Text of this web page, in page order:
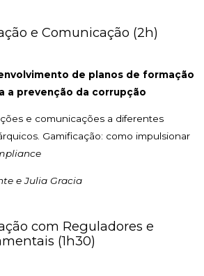
e Comunicação (2h)
de planos de formação
a prevenção da corrupção
e comunicações a diferentes
Gamificação: como impulsionar
e Julia Gracia
com Reguladores e
(1h30)